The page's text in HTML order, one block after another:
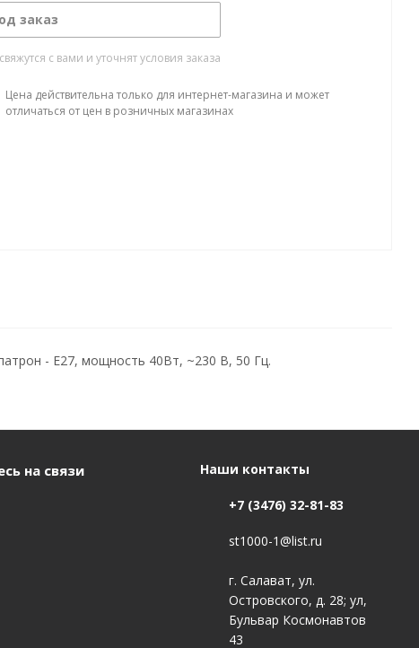
заказ
с вами и уточнят условия заказа
Цена действительна только для интернет-магазина и может
отличаться от цен в розничных магазинах
- E27, мощность 40Вт, ~230 В, 50 Гц.
на связи Наши контакты
+7 (3476) 32-81-83
st1000-1@list.ru
г. Салават, ул.
Островского, д. 28; ул,
Бульвар Космонавтов
43